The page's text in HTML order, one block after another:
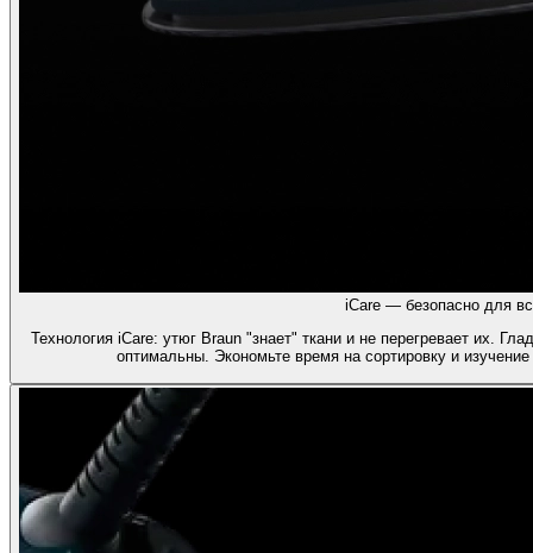
iCare — безопасно для
Технология iCare: утюг Braun "знает" ткани и не перегревает их.
оптимальны. Экономьте время на сортировку и